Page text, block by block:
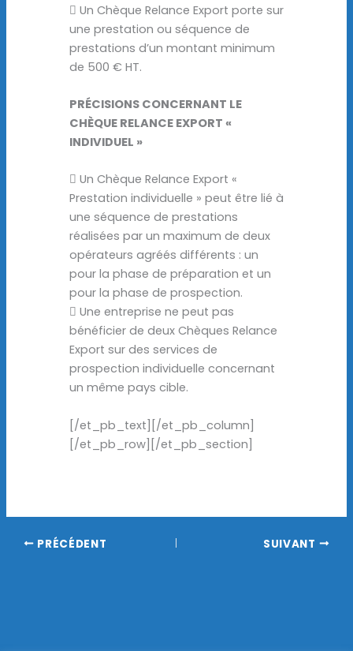
 Un Chèque Relance Export porte sur
une prestation ou séquence de
prestations d’un montant minimum
de 500 € HT.
PRÉCISIONS CONCERNANT LE
CHÈQUE RELANCE EXPORT «
INDIVIDUEL »
 Un Chèque Relance Export «
Prestation individuelle » peut être lié à
une séquence de prestations
réalisées par un maximum de deux
opérateurs agréés différents : un
pour la phase de préparation et un
pour la phase de prospection.
 Une entreprise ne peut pas
bénéficier de deux Chèques Relance
Export sur des services de
prospection individuelle concernant
un même pays cible.
[/et_pb_text][/et_pb_column]
[/et_pb_row][/et_pb_section]
PRÉCÉDENT SUIVANT